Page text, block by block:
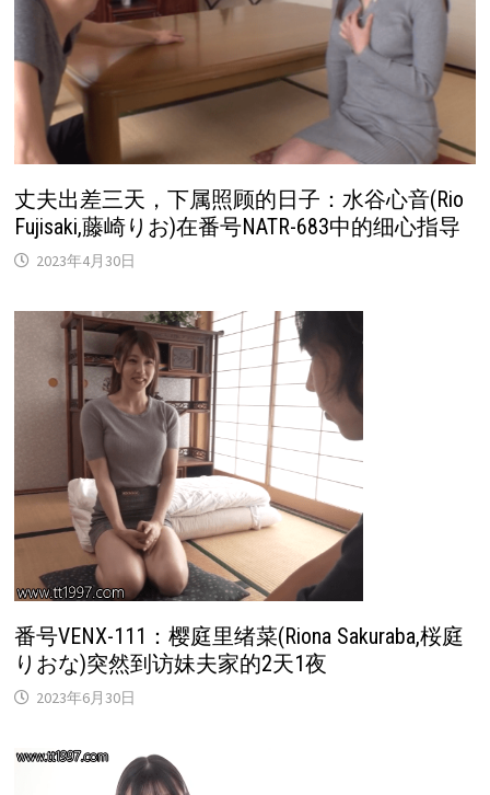
丈夫出差三天，下属照顾的日子：水谷心音(Rio
Fujisaki,藤崎りお)在番号NATR-683中的细心指导
2023年4月30日
番号VENX-111：樱庭里绪菜(Riona Sakuraba,桜庭
りおな)突然到访妹夫家的2天1夜
2023年6月30日